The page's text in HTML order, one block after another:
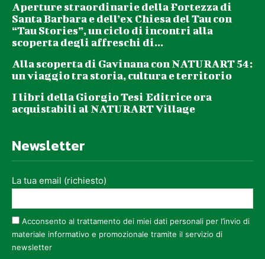
Aperture straordinarie della Fortezza di
Santa Barbara e dell’ex Chiesa del Tau con
“Tau Stories”, un ciclo di incontri alla
scoperta degli affreschi di...
Alla scoperta di Gavinana con NATURART 54:
un viaggio tra storia, cultura e territorio
I libri della Giorgio Tesi Editrice ora
acquistabili al NATURART Village
Newsletter
La tua email (richiesto)
Acconsento al trattamento dei miei dati personali per l’invio di
materiale informativo e promozionale tramite il servizio di
newsletter